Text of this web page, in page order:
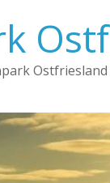
Ostfriesland